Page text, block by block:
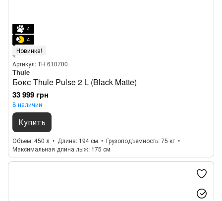
4
4
Новинка!
Артикул: TH 610700
Thule
Бокс Thule Pulse 2 L (Black Matte)
33 999 грн
В наличии
Купить
Объем 450 л Длина 194 см Грузоподъемность 75 кг
Максимальная длина лыж 175 см